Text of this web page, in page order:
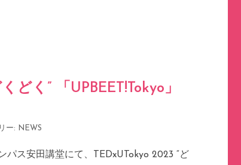
どく” 「UPBEET!Tokyo」
ー: NEWS
パス安田講堂にて、TEDxUTokyo 2023 “ど